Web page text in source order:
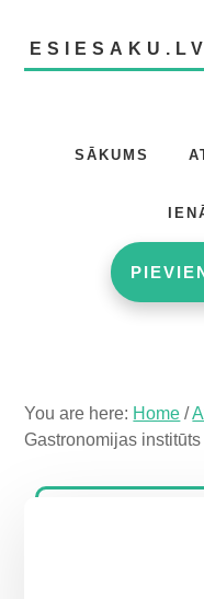
main
primary
footerESIESAKU.LV
SĀKUMS
You are here: Home /
Gastronomijas